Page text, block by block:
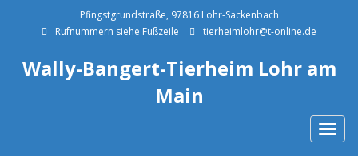
Pfingstgrundstraße, 97816 Lohr-Sackenbach
Rufnummern siehe Fußzeile
tierheimlohr@t-online.de
Wally-Bangert-Tierheim Lohr am
Main